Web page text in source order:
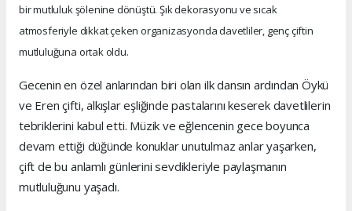
bir mutluluk şölenine dönüştü. Şık dekorasyonu ve sıcak
atmosferiyle dikkat çeken organizasyonda davetliler, genç çiftin
mutluluğuna ortak oldu.
Gecenin en özel anlarından biri olan ilk dansın ardından Öykü
ve Eren çifti, alkışlar eşliğinde pastalarını keserek davetlilerin
tebriklerini kabul etti. Müzik ve eğlencenin gece boyunca
devam ettiği düğünde konuklar unutulmaz anlar yaşarken,
çift de bu anlamlı günlerini sevdikleriyle paylaşmanın
mutluluğunu yaşadı.